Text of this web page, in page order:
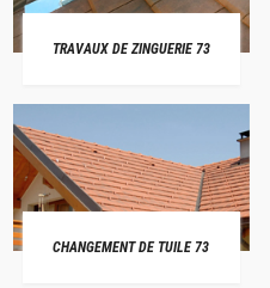
TRAVAUX DE ZINGUERIE 73
CHANGEMENT DE TUILE 73